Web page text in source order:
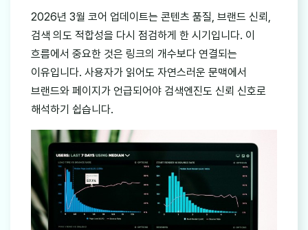
2026년 3월 코어 업데이트는 콘텐츠 품질, 브랜드 신뢰,
검색 의도 적합성을 다시 점검하게 한 시기입니다. 이
흐름에서 중요한 것은 링크의 개수보다 연결되는
이유입니다. 사용자가 읽어도 자연스러운 문맥에서
브랜드와 페이지가 언급되어야 검색엔진도 신뢰 신호로
해석하기 쉽습니다.